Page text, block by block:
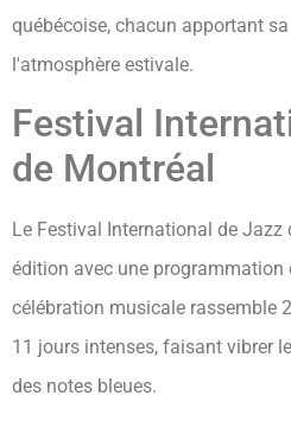
québécoise, chacun apportant
l'atmosphère estivale.
Festival
de Montréal
Le Festival International de
édition avec une programmation
célébration musicale rassemble
11 jours intenses, faisant vibrer
des notes bleues.